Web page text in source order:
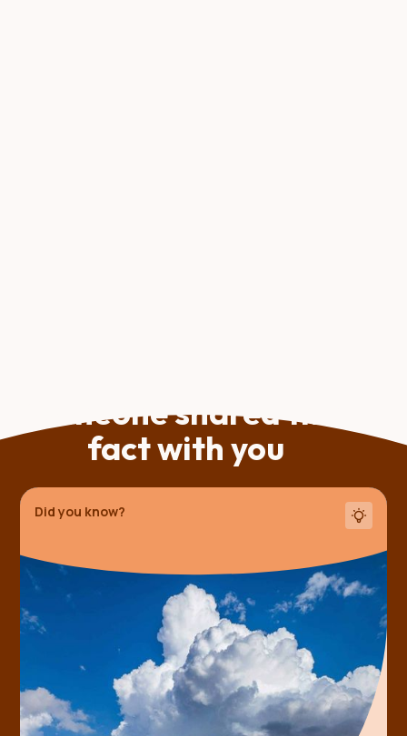
Someone shared this
fact with you
Did you know?